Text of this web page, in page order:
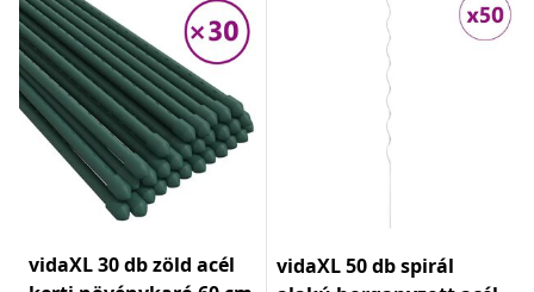
vidaXL 30 db zöld acél
vidaXL 50 db spirál